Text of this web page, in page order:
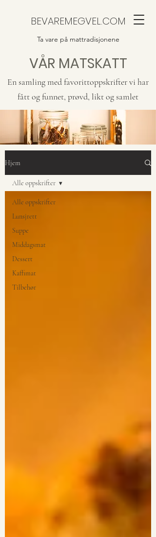
BEVAREMEGVEL.COM
Ta vare på mattradisjonene
En samling med favorittoppskrifter vi har
fått og funnet, prøvd, likt og samlet
VÅR MATSKATT
Hjem
Alle oppskrifter
Lunsjrett
Suppe
Middagsmat
Dessert
Kaffimat
Tilbehør
Alle oppskrifter